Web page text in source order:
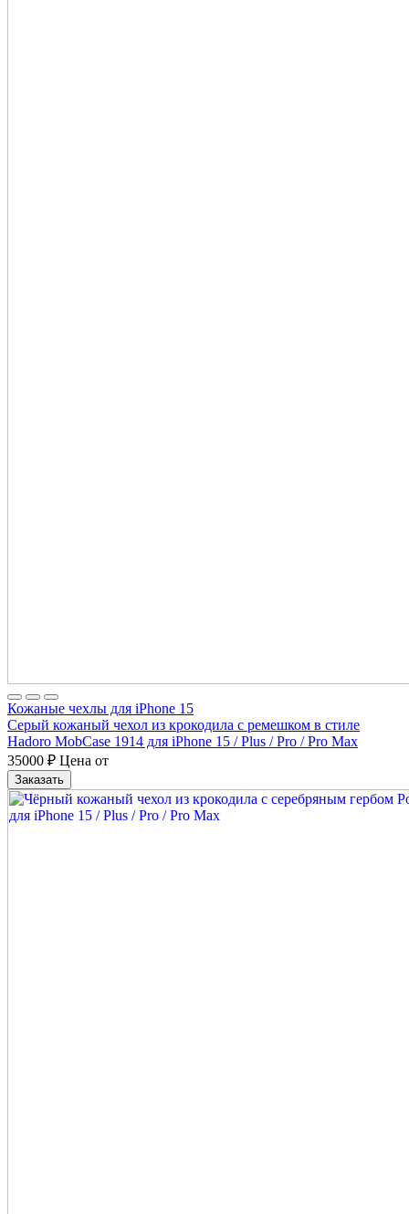
Кожаные чехлы для iPhone 15
Серый кожаный чехол из крокодила с ремешком в стиле
Hadoro MobCase 1914 для iPhone 15 / Plus / Pro / Pro Max
35000 ₽ Цена от
Заказать